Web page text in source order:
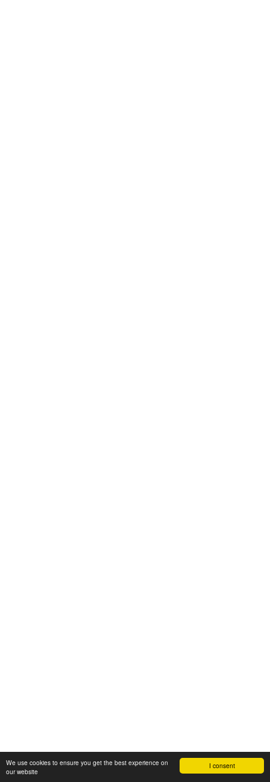
I consent
We use cookies to ensure you get the best experience on
our website